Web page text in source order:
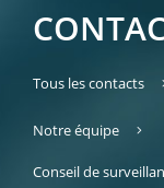
Tous les contacts
Notre équipe
Conseil de